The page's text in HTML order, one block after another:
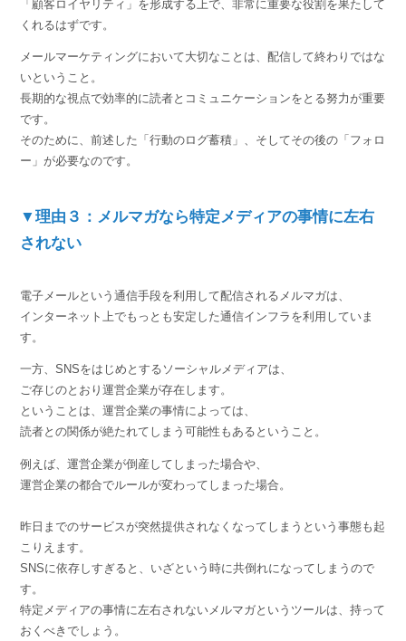
「顧客ロイヤリティ」を形成する上で、非常に重要な役割を果たして
くれるはずです。
メールマーケティングにおいて大切なことは、配信して終わりではな
いということ。
長期的な視点で効率的に読者とコミュニケーションをとる努力が重要
です。
そのために、前述した「行動のログ蓄積」、そしてその後の「フォロ
ー」が必要なのです。
▼理由３：メルマガなら特定メディアの事情に左右
されない
電子メールという通信手段を利用して配信されるメルマガは、
インターネット上でもっとも安定した通信インフラを利用していま
す。
一方、SNSをはじめとするソーシャルメディアは、
ご存じのとおり運営企業が存在します。
ということは、運営企業の事情によっては、
読者との関係が絶たれてしまう可能性もあるということ。
例えば、運営企業が倒産してしまった場合や、
運営企業の都合でルールが変わってしまった場合。
昨日までのサービスが突然提供されなくなってしまうという事態も起
こりえます。
SNSに依存しすぎると、いざという時に共倒れになってしまうので
す。
特定メディアの事情に左右されないメルマガというツールは、持って
おくべきでしょう。